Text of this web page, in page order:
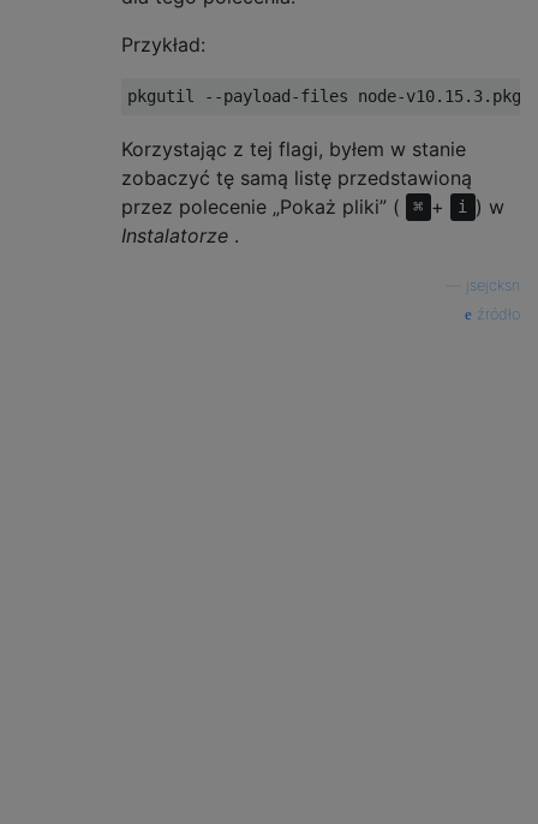
Przykład:
pkgutil --payload-files node-v10. 15.3. pkg
Korzystając z tej flagi, byłem w stanie
zobaczyć tę samą listę przedstawioną
przez polecenie „Pokaż pliki” (
⌘ + i ) w
Instalatorze .
jsejcksn
źródło